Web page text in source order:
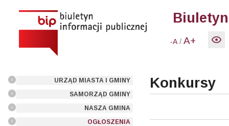
-A /A+
URZĄD MIASTA I GMINY
SAMORZĄD GMINY
NASZA GMINA
OGŁOSZENIA
Konkursy